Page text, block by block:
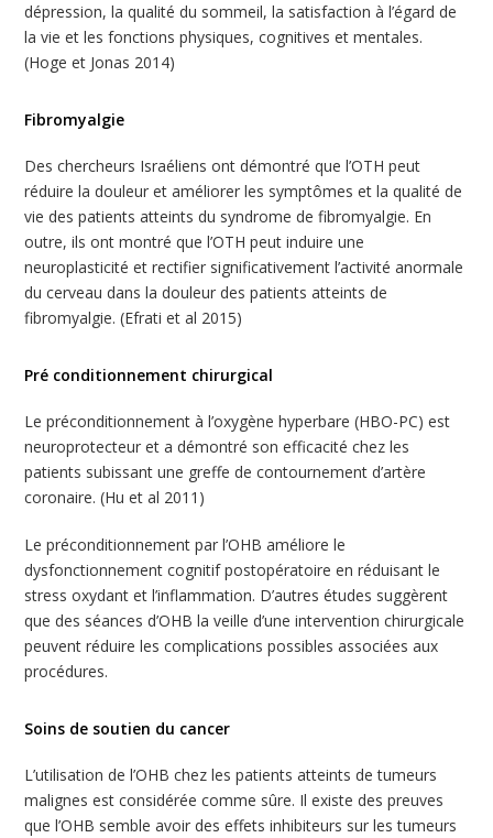
dépression, la qualité du sommeil, la satisfaction à l’égard de
la vie et les fonctions physiques, cognitives et mentales.
(Hoge et Jonas 2014)
Fibromyalgie
Des chercheurs Israéliens ont démontré que l’OTH peut
réduire la douleur et améliorer les symptômes et la qualité de
vie des patients atteints du syndrome de fibromyalgie. En
outre, ils ont montré que l’OTH peut induire une
neuroplasticité et rectifier significativement l’activité anormale
du cerveau dans la douleur des patients atteints de
fibromyalgie. (Efrati et al 2015)
Pré conditionnement chirurgical
Le préconditionnement à l’oxygène hyperbare (HBO-PC) est
neuroprotecteur et a démontré son efficacité chez les
patients subissant une greffe de contournement d’artère
coronaire. (Hu et al 2011)
Le préconditionnement par l’OHB améliore le
dysfonctionnement cognitif postopératoire en réduisant le
stress oxydant et l’inflammation. D’autres études suggèrent
que des séances d’OHB la veille d’une intervention chirurgicale
peuvent réduire les complications possibles associées aux
procédures.
Soins de soutien du cancer
L’utilisation de l’OHB chez les patients atteints de tumeurs
malignes est considérée comme sûre. Il existe des preuves
que l’OHB semble avoir des effets inhibiteurs sur les tumeurs